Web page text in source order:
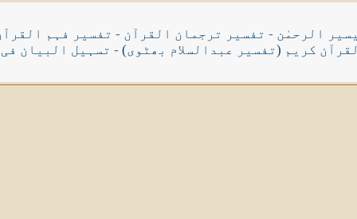
الرحمٰن - تفسیر ترجمان القرآن - تفسیر فہم
کریم (تفسیر عبدالسلام بھٹوی) - تسہیل البیان